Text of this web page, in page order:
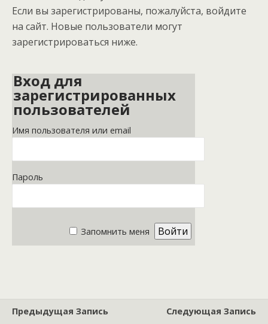
Если вы зарегистрированы, пожалуйста, войдите
на сайт. Новые пользователи могут
зарегистрироваться ниже.
Вход для
зарегистрированных
пользователей
Имя пользователя или email
Пароль
Запомнить меня
Предыдущая Запись
Следующая Запись